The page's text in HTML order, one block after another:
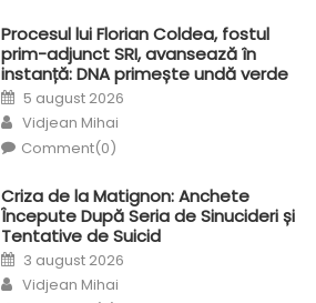
Procesul lui Florian Coldea, fostul
prim-adjunct SRI, avansează în
instanță: DNA primește undă verde
Posted
on
5 august 2026
Author
Vidjean Mihai
Comment(0)
Criza de la Matignon: Anchete
Începute După Seria de Sinucideri și
Tentative de Suicid
Posted
on
3 august 2026
Author
Vidjean Mihai